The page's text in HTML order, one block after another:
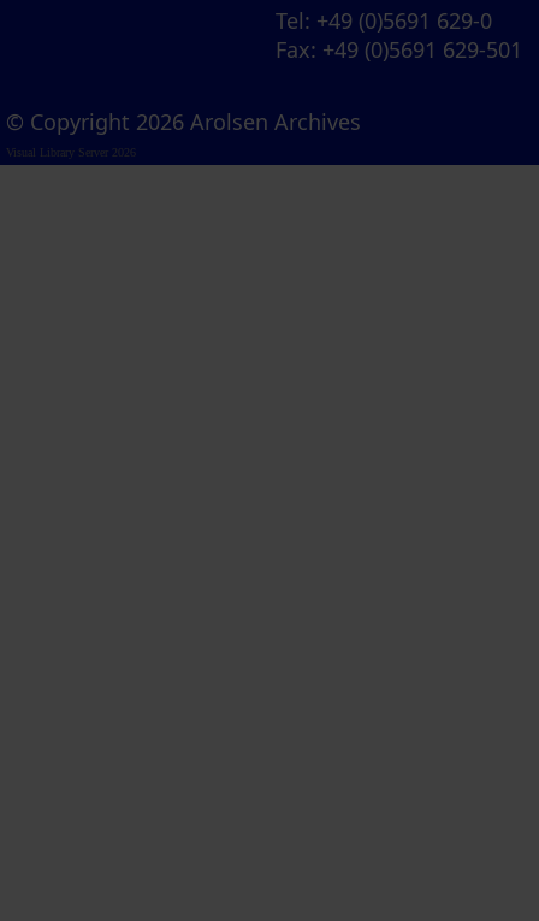
Tel: +49 (0)5691 629-0
Fax: +49 (0)5691 629-501
© Copyright 2026 Arolsen Archives
Visual Library Server 2026